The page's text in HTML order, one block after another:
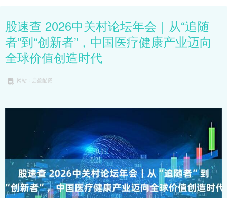
股速查 2026中关村论坛年会｜从“追随
者”到“创新者”，中国医疗健康产业迈向
全球价值创造时代
网站：启盈配资